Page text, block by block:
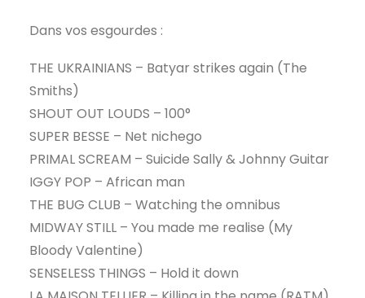
Dans vos esgourdes :
THE UKRAINIANS – Batyar strikes again (The
Smiths)
SHOUT OUT LOUDS – 100°
SUPER BESSE – Net nichego
PRIMAL SCREAM – Suicide Sally & Johnny Guitar
IGGY POP – African man
THE BUG CLUB – Watching the omnibus
MIDWAY STILL – You made me realise (My
Bloody Valentine)
SENSELESS THINGS – Hold it down